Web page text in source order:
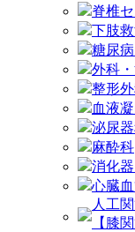
脊椎
下肢
糖尿
外科
整形
血液
泌尿
麻酔科
消化
心臓
人工
【膝